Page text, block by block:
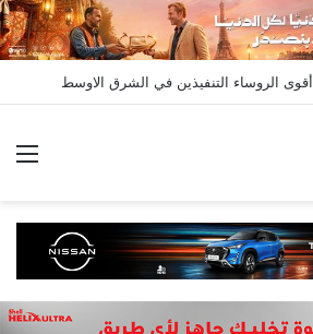
الروساء التنفيذين في الشرق الاوسط